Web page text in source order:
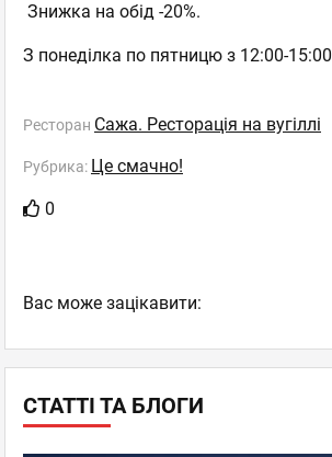
СТАТТІ ТА БЛОГИ
Знижка на обід -20%.
З понеділка по пятницю з 12:00-15:00
Ресторан Сажа. Ресторація на вугіллі
Рубрика: Це смачно!
0
Вас може зацікавити: